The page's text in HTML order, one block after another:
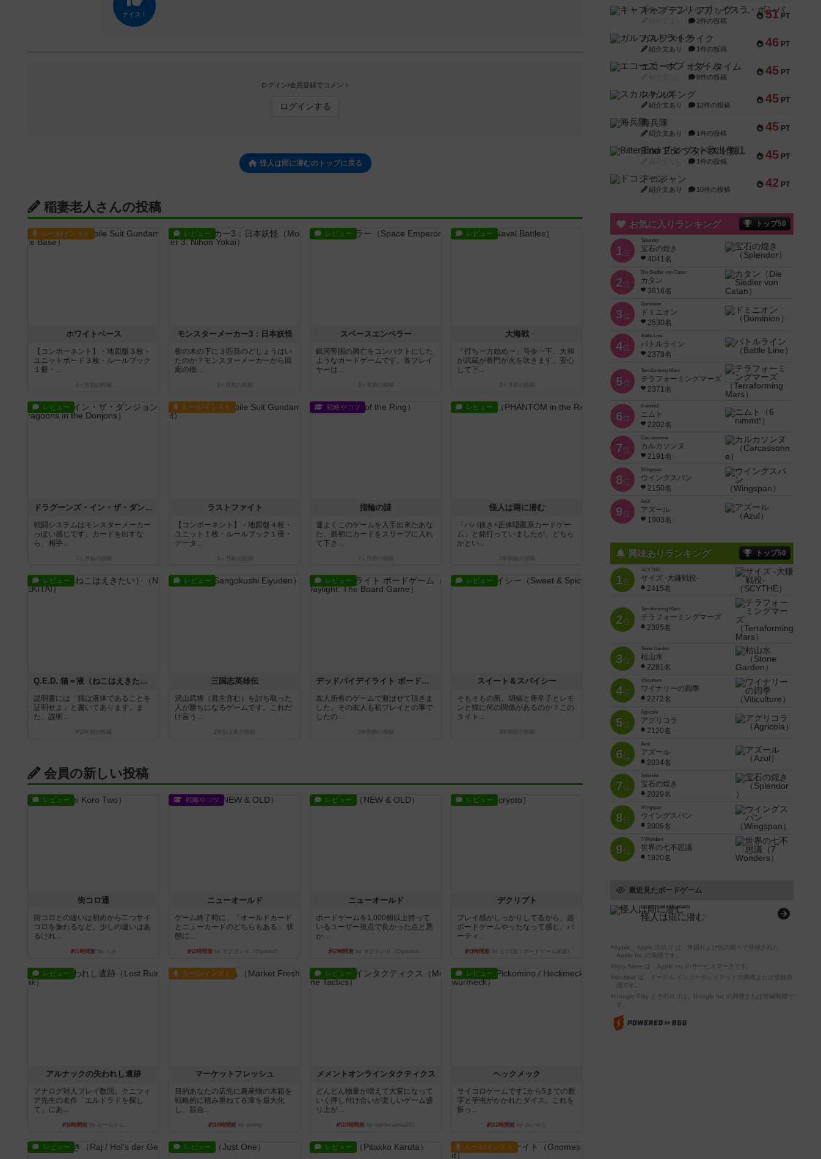
ナイス！
ログイン/会員登録でコメント
ログインする
怪人は雨に潜むのトップに戻る
稲妻老人さんの投稿
ルール/インスト
ホワイトベース
【コンポーネント】・地図盤３枚・
ユニットボード３枚・ルールブック
１冊・...
3ヶ月前 の投稿
レビュー
モンスターメーカー3：日本妖怪
柳の木の下に３匹目のどじょうはい
たのか？モンスターメーカーから回
廊の概...
3ヶ月前 の投稿
レビュー
スペースエンペラー
銀河帝国の興亡をコンパクトにした
ようなカードゲームです。各プレイ
ヤーは...
3ヶ月前 の投稿
レビュー
大海戦
「打ちー方始めー」号令一下、大和
が武蔵が長門が火を吹きます。安心
して下...
3ヶ月前 の投稿
レビュー
ドラグーンズ・イン・ザ・ダンジョンズ
戦闘システムはモンスターメーカー
っぽい感じです。カードを出すな
ら、相手...
3ヶ月前 の投稿
ルール/インスト
ラストファイト
【コンポーネント】・地図盤４枚・
ユニット１枚・ルールブック１冊・
データ...
5ヶ月前 の投稿
戦略やコツ
指輪の謎
運よくこのゲームを入手出来たあな
た、最初にカードをスリーブに入れ
て下さ...
7ヶ月前 の投稿
レビュー
怪人は雨に潜む
「ババ抜き×正体隠匿系カードゲー
ム」と銘打っていましたが、どちら
かとい...
2年弱前 の投稿
レビュー
Q.E.D. 猫＝液（ねこはえきたい）
説明書には「猫は液体であることを
証明せよ」と書いてあります。ま
た、説明...
約2年前 の投稿
レビュー
三国志英雄伝
沢山武将（君主含む）を討ち取った
人が勝ちになるゲームです。これだ
け言う...
2年以上前 の投稿
レビュー
デッドバイデイライト ボードゲーム
友人所有のゲームで遊ばせて頂きま
した。その友人も初プレイとの事で
したの...
3年弱前 の投稿
レビュー
スイート＆スパイシー
そもそもの所、胡椒と唐辛子とレモ
ンと猫に何の関係があるのか？この
タイト...
3年弱前 の投稿
会員の新しい投稿
レビュー
街コロ通
街コロとの違いは初めから二つサイ
コロを振れるなど、少しの違いはあ
るけれ...
約1時間前by くみ
戦略やコツ
ニューオールド
ゲーム終了時に、「オールドカード
とニューカードのどちらもある」 状
態に...
約2時間前 by オグランド（Oguland）
レビュー
ニューオールド
ボードゲームを1,000個以上持って
いるユーザー視点で良かった点と悪
か...
約2時間前 by オグランド（Oguland）
レビュー
デクリプト
プレイ感がしっかりしてるから、超
ボードゲームやったなって感じ。パ
ーティ...
約3時間前by ヒロ(新！ボードゲーム家族)
レビュー
アルナックの失われし遺跡
アナログ対人プレイ数回。クニツィ
ア先生の名作「エルドラドを探し
て」にあ...
約6時間前 by おーちゃん
ルール/インスト
マーケットフレッシュ
目的あなたの店先に農産物の木箱を
戦略的に積み重ねて在庫を最大化
し、競合...
約10時間前by jurong
レビュー
メメントオンラインタクティクス
どんどん物量が増えて大変になって
いく押し付け合いが楽しいゲーム盛
り上が...
約10時間前 by nekomanma222
レビュー
ヘックメック
サイコロゲームです1から5までの数
字と芋虫がかかれたダイス。これを
振っ...
約12時間前 by みいやん
レビュー レビュー レビュー ルール/インスト
51 PT
キャプテン・フリップ：イスラ・ボンバ
2件の投稿
46 PT
ガルフストライク
紹介文あり 1件の投稿
45 PT
エコーズ・オブ・タイム
8件の投稿
45 PT
スカルキング
紹介文あり 12件の投稿
45 PT
海兵隊
紹介文あり 1件の投稿
45 PT
Bitter End ブタペスト救出作戦
1件の投稿
42 PT
ドコジャン
紹介文あり 10件の投稿
お気に入りランキング トップ50
1位
Splendor
宝石の煌き
4041名
2位
Die Siedler von Catan
カタン
3616名
3位
Dominion
ドミニオン
2530名
4位
Battle Line
バトルライン
2378名
5位
Terraforming Mars
テラフォーミングマーズ
2371名
6位
6 nimmt!
ニムト
2202名
7位
Carcassonne
カルカソンヌ
2191名
8位
Wingspan
ウイングスパン
2150名
9位
Azul
アズール
1903名
興味ありランキング トップ50
1位
SCYTHE
サイズ -大鎌戦役-
2415名
2位
Terraforming Mars
テラフォーミングマーズ
2395名
3位
Stone Garden
枯山水
2281名
4位
Viticulture
ワイナリーの四季
2272名
5位
Agricola
アグリコラ
2120名
6位
Azul
アズール
2034名
7位
Splendor
宝石の煌き
2029名
8位
Wingspan
ウイングスパン
2006名
9位
7 Wonders
世界の七不思議
1920名
最近見たボードゲーム
PHANTOM in the RAIN
怪人は雨に潜む
※Apple、Apple のロゴ は、米国および他の国々で登録された
Apple Inc.の商標です。
※App Store は、Apple Inc.のサービスマークです。
※Android は、グーグル インコーポレイテッドの商標または登録商
標です。
※Google Play とそのロゴは、Google Inc.の商標または登録商標で
す。